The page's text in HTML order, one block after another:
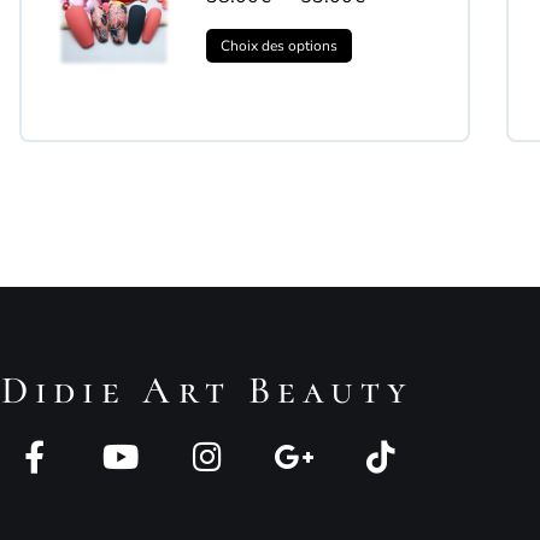
Choix des options
Didie Art Beauty